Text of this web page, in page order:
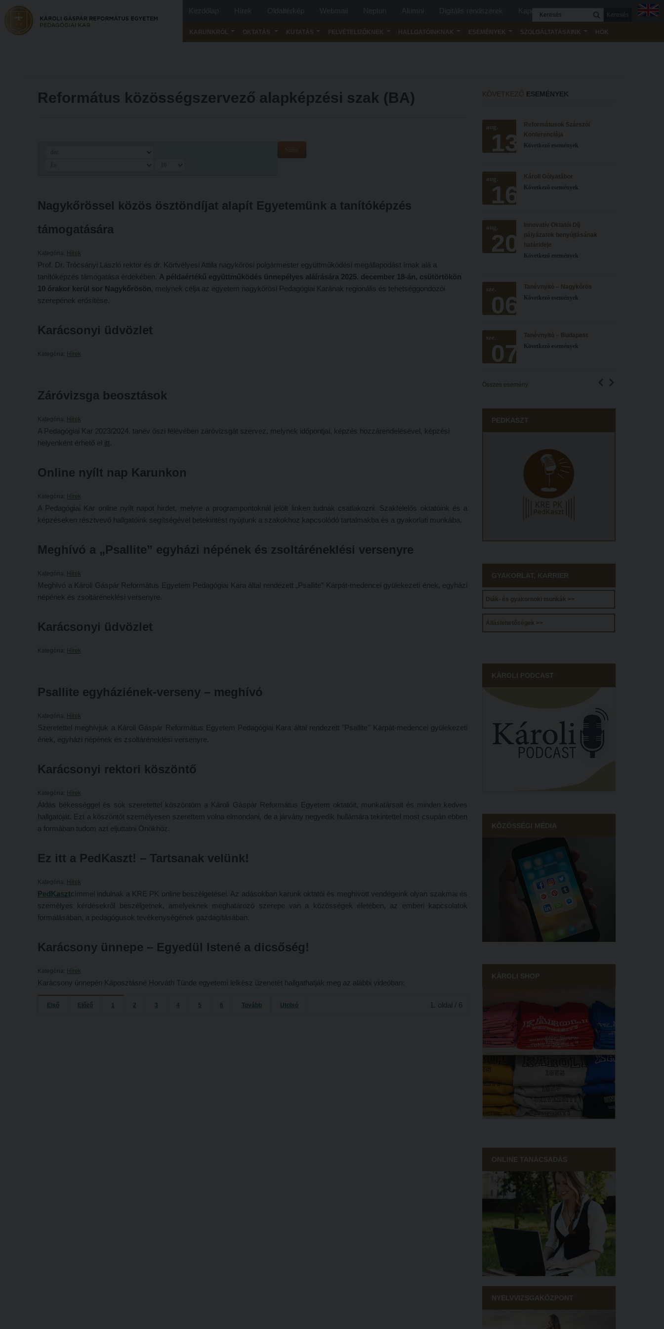
Kapcsolat
Keresés
KARUNKRÓL OKTATÁS KUTATÁS FELVÉTELIZŐKNEK HALLGATÓINKNAK ESEMÉNYEK SZOLGÁLTATÁSAINK HÖK
Református közösségszervező alapképzési szak (BA)
Szűrő
Nagykőrössel közös ösztöndíjat alapít Egyetemünk a tanítóképzés
támogatására
Kategória: Hírek
Prof. Dr. Trócsányi László rektor és dr. Körtvélyesi Attila nagykőrösi polgármester együttműködési megállapodást írnak alá a
tanítóképzés támogatása érdekében. A példaértékű együttműködés ünnepélyes aláírására 2025. december 18-án, csütörtökön
10 órakor kerül sor Nagykőrösön , melynek célja az egyetem nagykőrösi Pedagógiai Karának regionális és tehetséggondozói
szerepének erősítése.
Karácsonyi üdvözlet
Kategória: Hírek
Záróvizsga beosztások
Kategória: Hírek
A Pedagógiai Kar 2023/2024. tanév őszi félévében záróvizsgát szervez, melynek időpontjai, képzés hozzárendelésével, képzési
helyenként érhető el itt
Online nyílt nap Karunkon
Kategória: Hírek
A Pedagógiai Kar online nyílt napot hirdet, melyre a programpontoknál jelölt linken tudnak csatlakozni. Szakfelelős oktatóink és a
képzéseken résztvevő hallgatóink segítségével betekintést nyújtunk a szakokhoz kapcsolódó tartalmakba és a gyakorlati munkába.
Meghívó a „Psallite” egyházi népének és zsoltáréneklési versenyre
Kategória: Hírek
Meghívó a Károli Gáspár Református Egyetem Pedagógiai Kara által rendezett „Psallite” Kárpát-medencei gyülekezeti ének, egyházi
népének és zsoltáréneklési versenyre.
Karácsonyi üdvözlet
Kategória: Hírek
Psallite egyháziének-verseny – meghívó
Kategória: Hírek
Szeretettel meghívjuk a Károli Gáspár Református Egyetem Pedagógiai Kara által rendezett "Psallite" Kárpát-medencei gyülekezeti
ének, egyházi népének és zsoltáréneklési versenyre.
Karácsonyi rektori köszöntő
Kategória: Hírek
Áldás békességgel és sok szeretettel köszöntöm a Károli Gáspár Református Egyetem oktatóit, munkatársait és minden kedves
hallgatóját. Ezt a köszöntőt személyesen szerettem volna elmondani, de a járvány negyedik hullámára tekintettel most csupán ebben
a formában tudom azt eljuttatni Önökhöz.
Ez itt a PedKaszt! – Tartsanak velünk!
Kategória: Hírek
PedKasztcímmel indulnak a KRE PK online beszélgetései. Az adásokban karunk oktatói és meghívott vendégeink olyan szakmai és
személyes kérdésekről beszélgetnek, amelyeknek meghatározó szerepe van a közösségek életében, az emberi kapcsolatok
formálásában, a pedagógusok tevékenységének gazdagításában.
Karácsony ünnepe – Egyedül Istené a dicsőség!
Kategória: Hírek
Karácsony ünnepén Káposztásné Horváth Tünde egyetemi lelkész üzenetét hallgathatják meg az alábbi videóban:
1. oldal / 6
Első Előző 1 2 3 4 5 6 Tovább Utolsó
KÖVETKEZŐ ESEMÉNYEK
aug.
13
Reformátusok Szárszói
Konferenciája
Következő események
aug.
16
Károli Gólyatábor
Következő események
aug.
20
Innovatív Oktatói Díj
pályázatok benyújtásának
határideje
Következő események
sze.
06
Tanévnyitó – Nagykőrös
Következő események
sze.
07
Tanévnyitó – Budapest
Következő események
Összes esemény
PEDKASZT
GYAKORLAT, KARRIER
Diák- és gyakornoki munkák >>
Álláslehetőségek >>
KÁROLI PODCAST
KÖZÖSSÉGI MÉDIA
KÁROLI SHOP
ONLINE TANÁCSADÁS
NYELVVIZSGAKÖZPONT